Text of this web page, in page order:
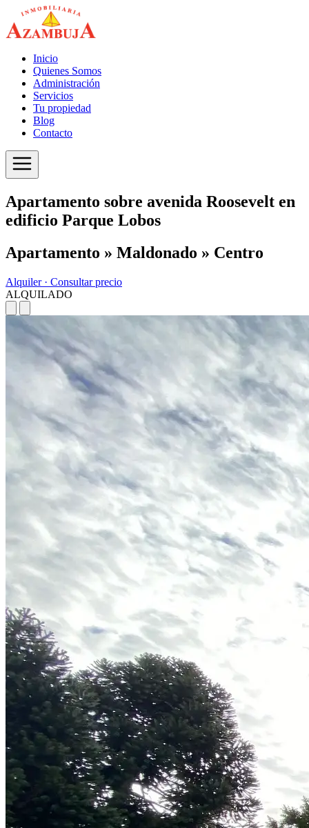
Inicio
Quienes Somos
Administración
Servicios
Tu propiedad
Blog
Contacto
Apartamento sobre avenida Roosevelt en
edificio Parque Lobos
Apartamento » Maldonado » Centro
Alquiler · Consultar precio
ALQUILADO